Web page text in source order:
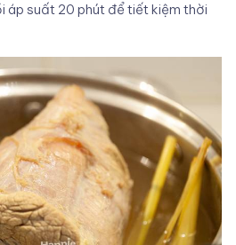
áp suất 20 phút để tiết kiệm thời